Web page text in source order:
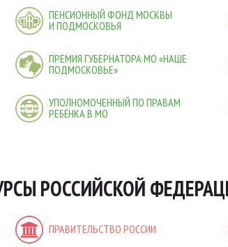
ПЕНСИОННЫЙ ФОНД МОСКВЫ
И ПОДМОСКОВЬЯ
ПРЕМИЯ ГУБЕРНАТОРА МО «НАШЕ
ПОДМОСКОВЬЕ»
УПОЛНОМОЧЕННЫЙ ПО ПРАВАМ
РЕБЁНКА В МО
РОССИЙСКОЙ
ПРАВИТЕЛЬСТВО РОССИИ